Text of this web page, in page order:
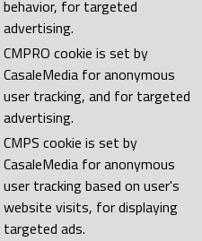
behavior, for targeted
advertising.
CMPRO cookie is set by
CasaleMedia for anonymous
user tracking, and for targeted
advertising.
CMPS cookie is set by
CasaleMedia for anonymous
user tracking based on user's
website visits, for displaying
targeted ads.